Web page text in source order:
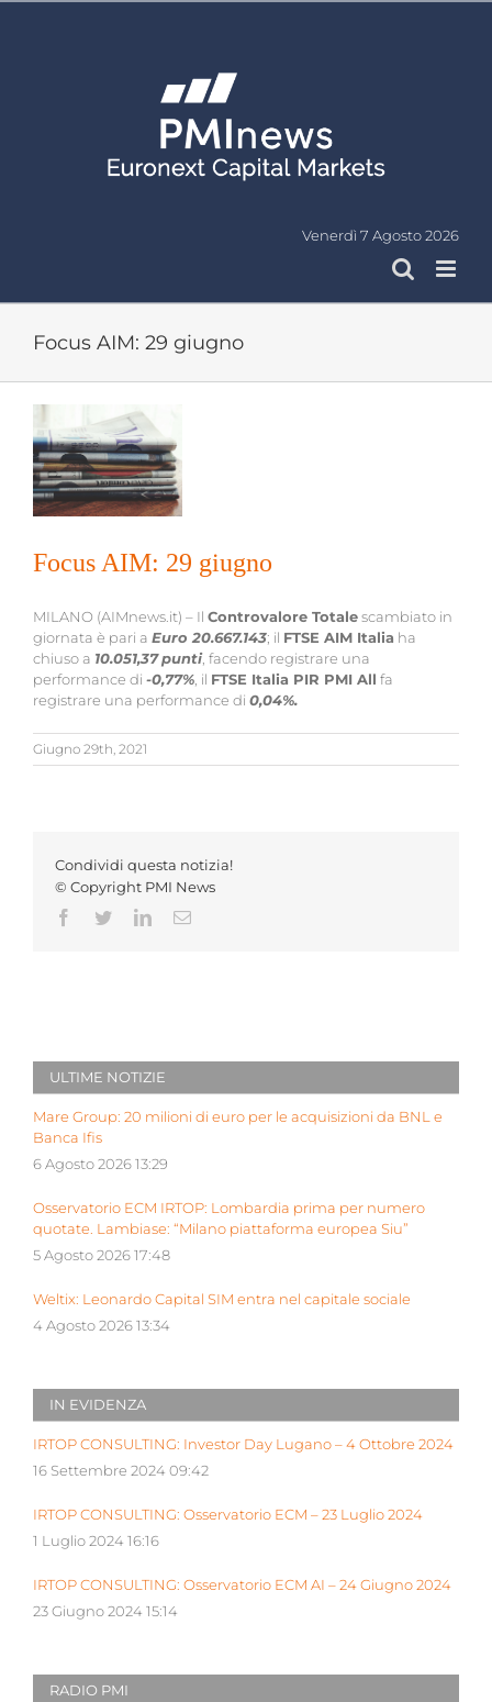
Venerdì 7 Agosto 2026
Focus AIM: 29 giugno
immagine
Focus AIM: 29 giugno
MILANO (AIMnews.it) – Il Controvalore Totale scambiato in
giornata è pari a Euro 20.667.143; il FTSE AIM Italia ha
chiuso a 10.051,37 punti, facendo registrare una
performance di -0,77% , il FTSE Italia PIR PMI All fa
registrare una performance di 0,04%.
Giugno 29th, 2021
Condividi questa notizia!
© Copyright PMI News
Facebook
TwitterLinkedInEmail
ULTIME NOTIZIE
Mare Group: 20 milioni di euro per le acquisizioni da BNL e
Banca Ifis
6 Agosto 2026 13:29
Osservatorio ECM IRTOP: Lombardia prima per numero
quotate. Lambiase: “Milano piattaforma europea Siu”
5 Agosto 2026 17:48
Weltix: Leonardo Capital SIM entra nel capitale sociale
4 Agosto 2026 13:34
IN EVIDENZA
IRTOP CONSULTING: Investor Day Lugano – 4 Ottobre 2024
16 Settembre 2024 09:42
IRTOP CONSULTING: Osservatorio ECM – 23 Luglio 2024
1 Luglio 2024 16:16
IRTOP CONSULTING: Osservatorio ECM AI – 24 Giugno 2024
23 Giugno 2024 15:14
RADIO PMI